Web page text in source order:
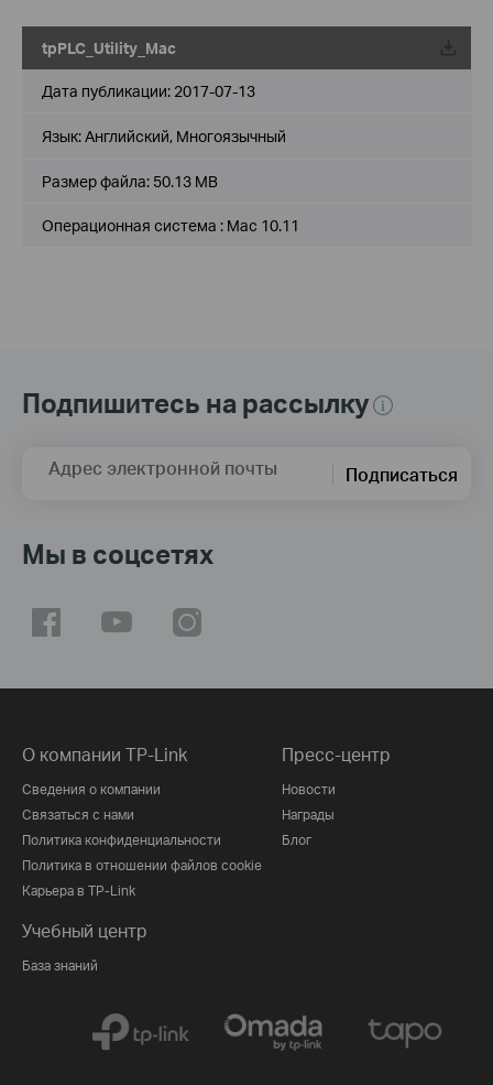
tpPLC_Utility_Mac
Дата публикации: 2017-07-13
Язык:Английский, Многоязычный
Размер файла: 50.13 MB
Операционная система : Mac 10.11
Подпишитесь на рассылку
Адрес электронной почты Подписаться
Мы в соцсетях
О компании TP-Link
Сведения о компании
Связаться с нами
Политика конфиденциальности
Политика в отношении файлов cookie
Карьера в TP-Link
Пресс-центр
Новости
Награды
Блог
Учебный центр
База знаний